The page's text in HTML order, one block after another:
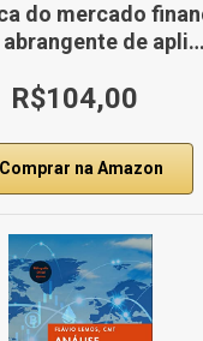
do mercado
abrangente de apli…
R$104,00
Comprar na Amazon